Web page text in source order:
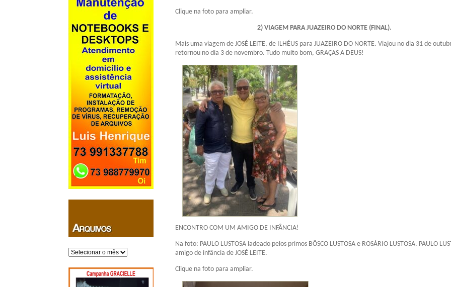
Arquivos
Clique na foto para ampliar.
2) VIAGEM PARA JUAZEIRO DO NORTE (FINAL).
Mais uma viagem de JOSÉ LEITE, de ILHÉUS para JUAZEIRO DO NORTE. Viajou no dia 31 de
retornou no dia 3 de novembro. Tudo muito bom, GRAÇAS A DEUS!
ENCONTRO COM UM AMIGO DE INFÂNCIA!
Na foto: PAULO LUSTOSA ladeado pelos primos BÔSCO LUSTOSA e ROSÁRIO LUSTOSA. PAULO
amigo de infância de JOSÉ LEITE.
Clique na foto para ampliar.